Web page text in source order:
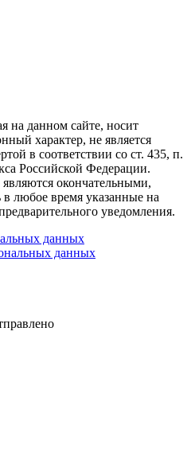
на данном сайте, носит
характер, не является
в соответствии со ст. 435, п.
Российской Федерации.
окончательными,
любое время указанные на
уведомления.
данных
данных